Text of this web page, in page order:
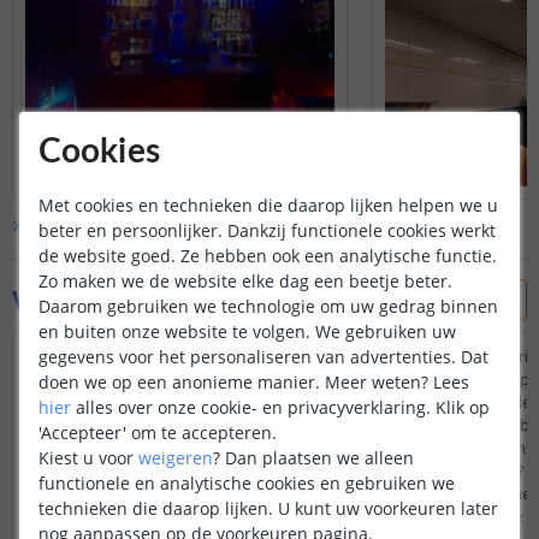
Bekijk alleklantfoto’s
Vraag & antwoord
Ik heb een wifi module aangeschaft voor
mijn lampen. Kan ik het ook koppelen aan
mij Google home. Zoja welke naam moet ik
toevoegen in mijn Google home App om
het te koppelen. Op de wifi module doos
staat support Google assissant control.
Door Jim op woensdag 26 april 2023
Het zou inderdaad moeten kunnen. In
Ik kan meerdere
bedienen via de app
mijn vrouw graag
met haar eigen
vanuit 1 mobiel
module? Klopt dat?
mogelijkheid om
telefoons dezelfde
Door Johan op maandag
Cookies
Met cookies en technieken die daarop lijken helpen we u
beter en persoonlijker. Dankzij functionele cookies werkt
de website goed. Ze hebben ook een analytische functie.
Zo maken we de website elke dag een beetje beter.
Daarom gebruiken we technologie om uw gedrag binnen
en buiten onze website te volgen. We gebruiken uw
gegevens voor het personaliseren van advertenties. Dat
doen we op een anonieme manier. Meer weten? Lees
hier alles over onze cookie- en privacyverklaring. Klik op
'Accepteer' om te accepteren.
Kiest u voor weigeren? Dan plaatsen we alleen
functionele en analytische cookies en gebruiken we
technieken die daarop lijken. U kunt uw voorkeuren later
nog aanpassen op de voorkeuren pagina.